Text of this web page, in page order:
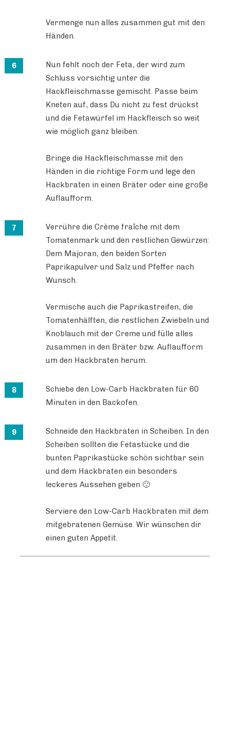
Vermenge nun alles zusammen gut mit den
Händen.
Nun fehlt noch der Feta, der wird zum
Schluss vorsichtig unter die
Hackfleischmasse gemischt. Passe beim
Kneten auf, dass Du nicht zu fest drückst
und die Fetawürfel im Hackfleisch so weit
wie möglich ganz bleiben.
Bringe die Hackfleischmasse mit den
Händen in die richtige Form und lege den
Hackbraten in einen Bräter oder eine große
Auflaufform.
Verrühre die Crème fraîche mit dem
Tomatenmark und den restlichen Gewürzen:
Dem Majoran, den beiden Sorten
Paprikapulver und Salz und Pfeffer nach
Wunsch.
Vermische auch die Paprikastreifen, die
Tomatenhälften, die restlichen Zwiebeln und
Knoblauch mit der Creme und fülle alles
zusammen in den Bräter bzw. Auflaufform
um den Hackbraten herum.
Schiebe den Low-Carb Hackbraten für 60
Minuten in den Backofen.
Schneide den Hackbraten in Scheiben. In den
Scheiben sollten die Fetastücke und die
bunten Paprikastücke schön sichtbar sein
und dem Hackbraten ein besonders
leckeres Aussehen geben 🙂
Serviere den Low-Carb Hackbraten mit dem
mitgebratenen Gemüse. Wir wünschen dir
einen guten Appetit.